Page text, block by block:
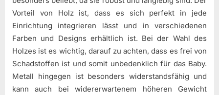
Vorteil von Holz ist, dass es sich perfekt in jede
Einrichtung integrieren lässt und in verschiedenen
Farben und Designs erhältlich ist. Bei der Wahl des
Holzes ist es wichtig, darauf zu achten, dass es frei von
Schadstoffen ist und somit unbedenklich für das Baby.
Metall hingegen ist besonders widerstandsfähig und
kann auch bei widererwartenem höheren Gewicht